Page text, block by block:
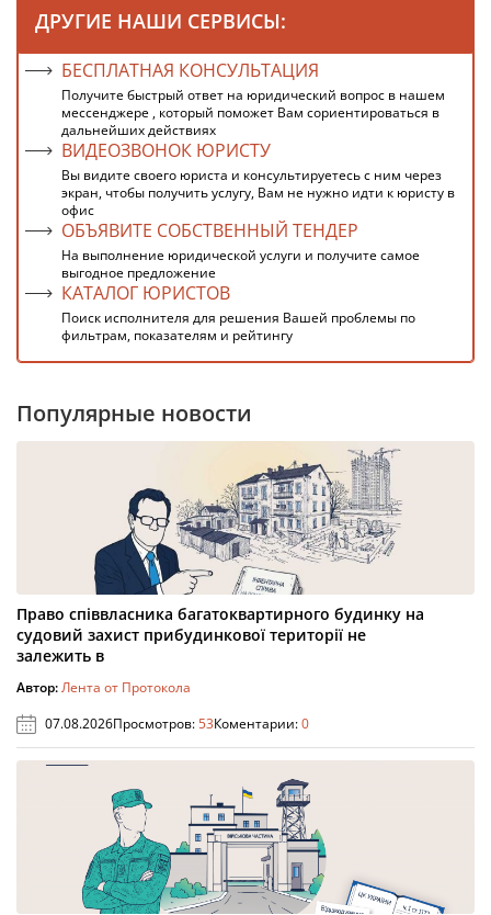
ДРУГИЕ НАШИ СЕРВИСЫ:
БЕСПЛАТНАЯ КОНСУЛЬТАЦИЯ
Получите быстрый ответ на юридический вопрос в нашем
мессенджере , который поможет Вам сориентироваться в
дальнейших действиях
ВИДЕОЗВОНОК ЮРИСТУ
Вы видите своего юриста и консультируетесь с ним через
экран, чтобы получить услугу, Вам не нужно идти к юристу в
офис
ОБЪЯВИТЕ СОБСТВЕННЫЙ ТЕНДЕР
На выполнение юридической услуги и получите самое
выгодное предложение
КАТАЛОГ ЮРИСТОВ
Поиск исполнителя для решения Вашей проблемы по
фильтрам, показателям и рейтингу
Популярные новости
Право співвласника багатоквартирного будинку на
судовий захист прибудинкової території не
залежить в
Автор:Лента от Протокола
07.08.2026Просмотров:53Коментарии:0